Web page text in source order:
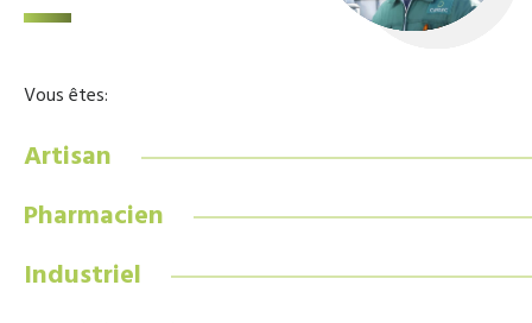
Vous êtes:
Artisan
Pharmacien
Industriel